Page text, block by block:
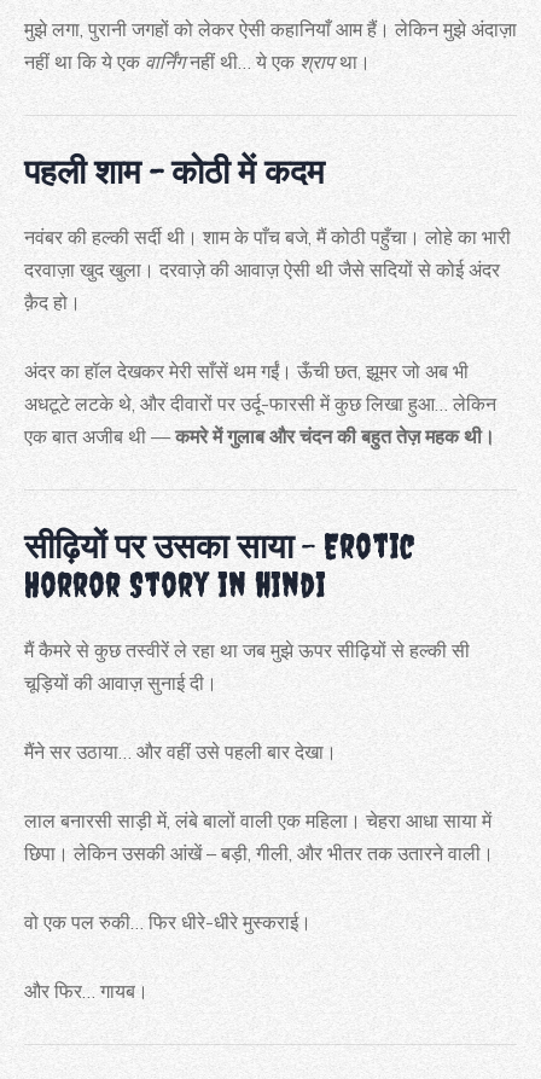
मुझे लगा, पुरानी जगहों को लेकर ऐसी कहानियाँ आम हैं। लेकिन मुझे अंदाज़ा
नहीं था कि ये एक वार्निंगनहीं थी… ये एक श्रापथा।
पहली शाम – कोठी में कदम
नवंबर की हल्की सर्दी थी। शाम के पाँच बजे, मैं कोठी पहुँचा। लोहे का भारी
दरवाज़ा खुद खुला। दरवाज़े की आवाज़ ऐसी थी जैसे सदियों से कोई अंदर
क़ैद हो।
अंदर का हॉल देखकर मेरी साँसें थम गईं। ऊँची छत, झूमर जो अब भी
अधटूटे लटके थे, और दीवारों पर उर्दू-फारसी में कुछ लिखा हुआ… लेकिन
एक बात अजीब थी —कमरे में गुलाब और चंदन की बहुत तेज़ महक थी।
सीढ़ियों पर उसका साया– Erotic
Horror Story in hindi
मैं कैमरे से कुछ तस्वीरें ले रहा था जब मुझे ऊपर सीढ़ियों से हल्की सी
चूड़ियों की आवाज़ सुनाई दी।
मैंने सर उठाया… और वहीं उसे पहली बार देखा।
लाल बनारसी साड़ी में, लंबे बालों वाली एक महिला। चेहरा आधा साया में
छिपा। लेकिन उसकी आंखें – बड़ी, गीली, और भीतर तक उतारने वाली।
वो एक पल रुकी… फिर धीरे-धीरे मुस्कराई।
और फिर… गायब।